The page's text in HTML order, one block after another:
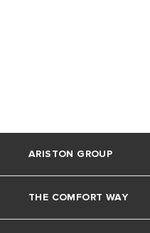
ARISTON GROUP
Kto sme
THE COMFORT WAY